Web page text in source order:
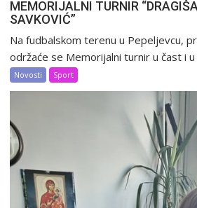
MEMORIJALNI TURNIR
SAVKOVIĆ”
Na fudbalskom terenu u Pepeljevcu,
održaće se Memorijalni turnir u čast i u
Novosti Sport